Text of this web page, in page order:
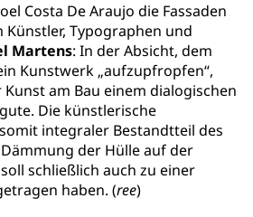
Costa De Araujo die Fassaden
Typographen und
Martens: In der Absicht, dem
Kunstwerk „aufzupfropfen“,
am Bau einem dialogischen
Die künstlerische
integraler Bestandtteil des
der Hülle auf der
schließlich auch zu einer
haben. (ree)